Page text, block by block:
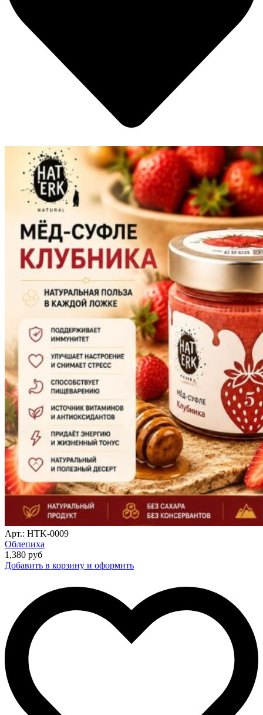
Арт.: HTK-0009
Облепиха
1,380 руб
Добавить в корзину и оформить